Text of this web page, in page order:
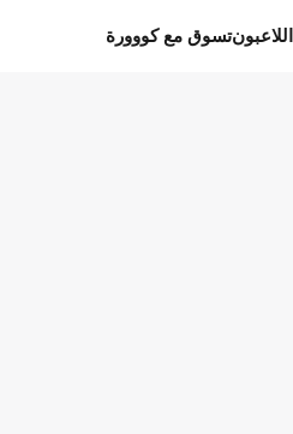
اللاعبونتسوق مع كووورة